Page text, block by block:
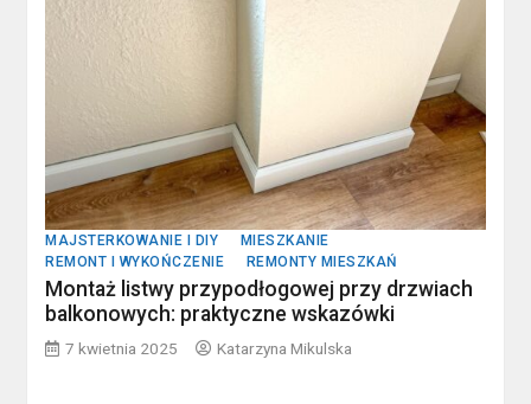
MAJSTERKOWANIE I DIY
MIESZKANIE
REMONT I WYKOŃCZENIE
REMONTY MIESZKAŃ
Montaż listwy przypodłogowej przy drzwiach
balkonowych: praktyczne wskazówki
7 kwietnia 2025 Katarzyna Mikulska